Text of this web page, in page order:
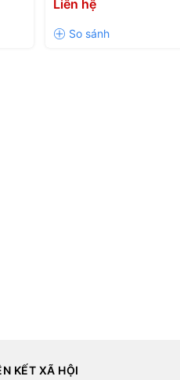
Liên hệ
KẾT XÃ HỘI